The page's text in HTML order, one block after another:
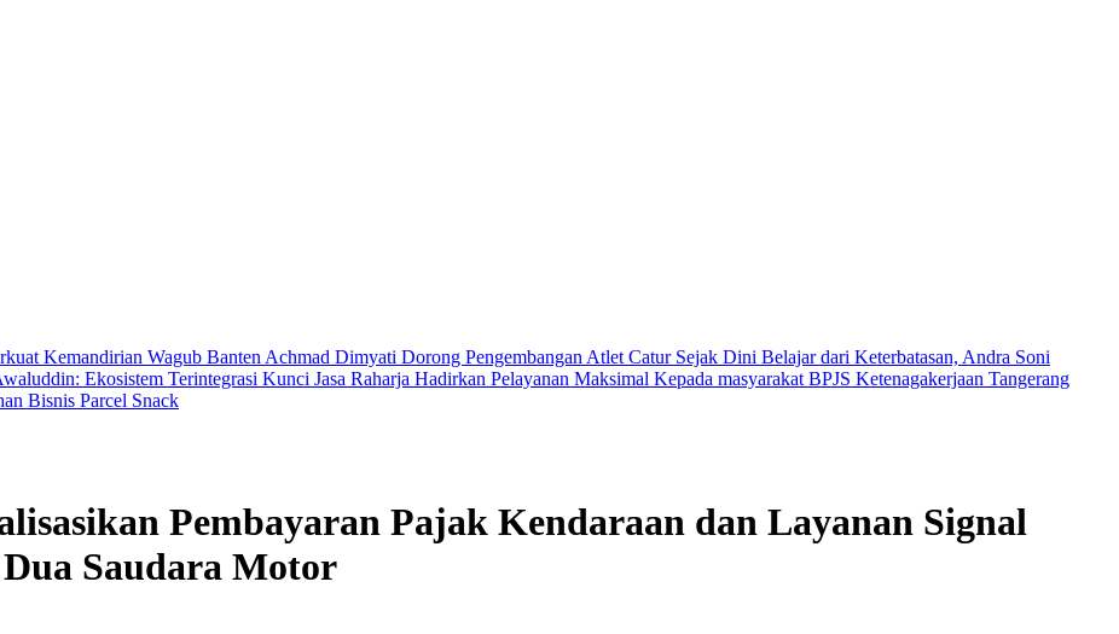
Kemandirian Wagub Banten Achmad Dimyati Dorong Pengembangan Atlet Catur Sejak Dini Belajar dari Keterbatasan, Andra Soni
Ekosistem Terintegrasi Kunci Jasa Raharja Hadirkan Pelayanan Maksimal Kepada masyarakat BPJS Ketenagakerjaan Tangerang
Bisnis Parcel Snack
Pembayaran Pajak Kendaraan dan Layanan Signal
Saudara Motor